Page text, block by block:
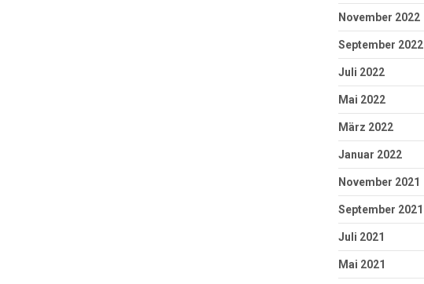
November 2022
September 2022
Juli 2022
Mai 2022
März 2022
Januar 2022
November 2021
September 2021
Juli 2021
Mai 2021